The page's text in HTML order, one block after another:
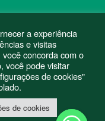
a experiência
e visitas
você concorda com o
você pode visitar
de cookies"
de cookies